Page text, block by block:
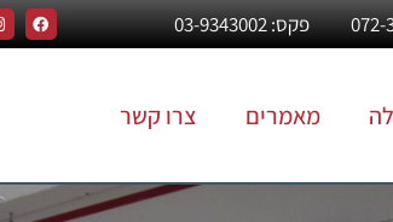
פקס: 03-9343002
מאמרים צרו קשר